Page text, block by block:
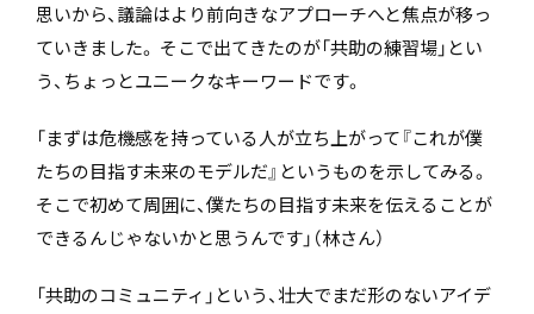
思いから、議論はより前向きなアプローチへと焦点が移っ
ていきました。 そこで出てきたのが「共助の練習場」とい
う、ちょっとユニークなキーワードです。
「まずは危機感を持っている人が立ち上がって『これが僕
たちの目指す未来のモデルだ』というものを示してみる。
そこで初めて周囲に、僕たちの目指す未来を伝えることが
できるんじゃないかと思うんです」（林さん）
「共助のコミュニティ」という、壮大でまだ形のないアイデ